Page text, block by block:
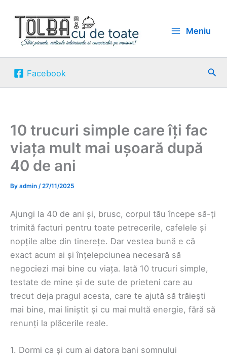
content
Meniu
Facebook
10 trucuri simple care îți fac
viața mult mai ușoară după
40 de ani
By admin /27/11/2025
Ajungi la 40 de ani și, brusc, corpul tău începe să-ți
trimită facturi pentru toate petrecerile, cafelele și
nopțile albe din tinerețe. Dar vestea bună e că
exact acum ai și înțelepciunea necesară să
negociezi mai bine cu viața. Iată 10 trucuri simple,
testate de mine și de sute de prieteni care au
trecut deja pragul acesta, care te ajută să trăiești
mai bine, mai liniștit și cu mai multă energie, fără să
renunți la plăcerile reale.
1. Dormi ca și cum ai datora bani somnului